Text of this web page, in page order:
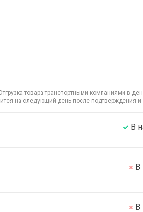
товара транспортными компаниями в
на следующий день после подтверждения и
В
В
В